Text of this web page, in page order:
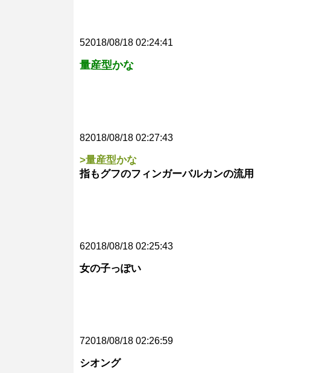
52018/08/18 02:24:41
量産型かな
82018/08/18 02:27:43
>量産型かな
指もグフのフィンガーバルカンの流用
62018/08/18 02:25:43
女の子っぽい
72018/08/18 02:26:59
シオング